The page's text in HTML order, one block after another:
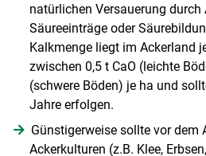
natürlichen Versauerung durch
Säureeinträge oder
Kalkmenge liegt im Ackerland
zwischen 0,5 t CaO (leichte
(schwere Böden) je ha und
Jahre erfolgen.
Günstigerweise sollte vor dem
Ackerkulturen (z.B. Klee,